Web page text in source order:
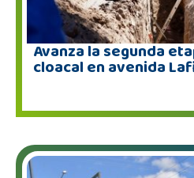
Avanza la segunda
cloacal en avenida